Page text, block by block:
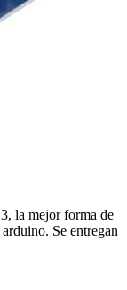
la mejor forma de
Se entregan